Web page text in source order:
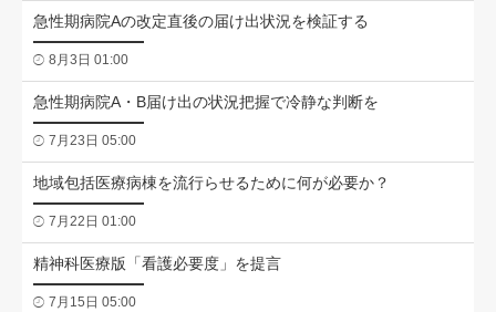
急性期病院Aの改定直後の届け出状況を検証する
8月3日 01:00
急性期病院A・B届け出の状況把握で冷静な判断を
7月23日 05:00
地域包括医療病棟を流行らせるために何が必要か？
7月22日 01:00
精神科医療版「看護必要度」を提言
7月15日 05:00